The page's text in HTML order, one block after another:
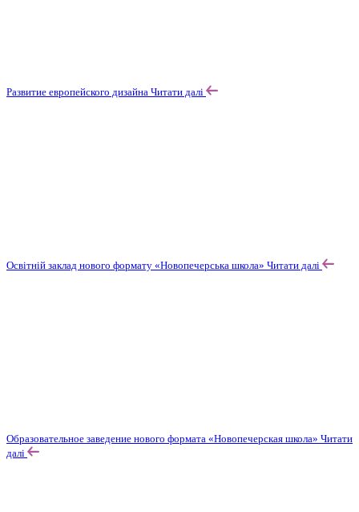
Развитие европейского дизайна Читати далі
Освітній заклад нового формату «Новопечерська школа» Читати далі
Образовательное заведение нового формата «Новопечерская школа» Читати
далі